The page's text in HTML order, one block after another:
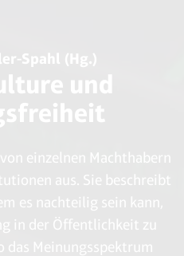
Spahl (Hg.)
und
einzelnen Machthabern
aus. Sie beschreibt
es nachteilig sein kann,
in der Öffentlichkeit zu
das Meinungsspektrum